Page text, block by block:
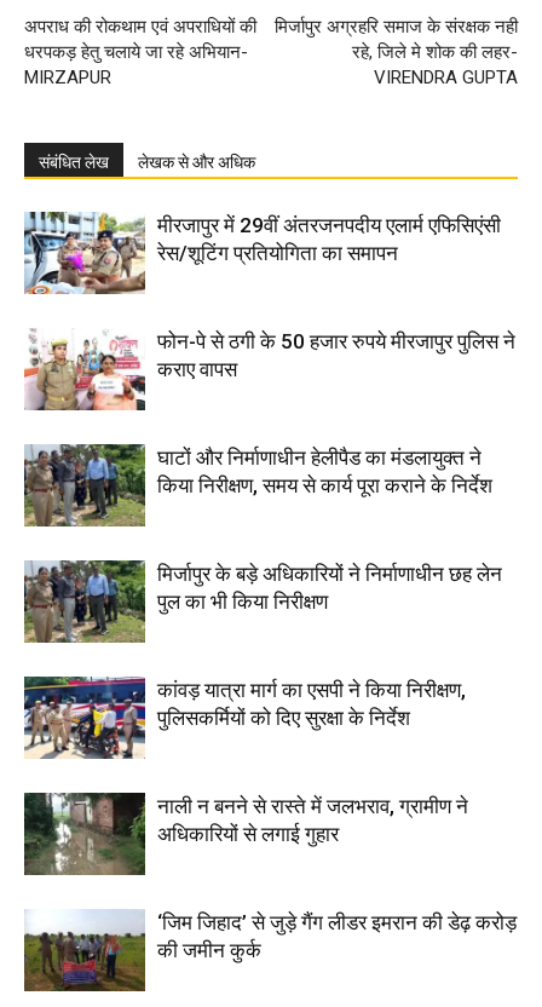
अपराध की रोकथाम एवं अपराधियों की
धरपकड़ हेतु चलाये जा रहे अभियान-
MIRZAPUR
मिर्जापुर अग्रहरि समाज के संरक्षक नही
रहे, जिले मे शोक की लहर-
VIRENDRA GUPTA
संबंधित लेख लेखक से और अधिक
मीरजापुर में 29वीं अंतरजनपदीय एलार्म एफिसिएंसी
रेस/शूटिंग प्रतियोगिता का समापन
फोन-पे से ठगी के 50 हजार रुपये मीरजापुर पुलिस ने
कराए वापस
घाटों और निर्माणाधीन हेलीपैड का मंडलायुक्त ने
किया निरीक्षण, समय से कार्य पूरा कराने के निर्देश
मिर्जापुर के बड़े अधिकारियों ने निर्माणाधीन छह लेन
पुल का भी किया निरीक्षण
कांवड़ यात्रा मार्ग का एसपी ने किया निरीक्षण,
पुलिसकर्मियों को दिए सुरक्षा के निर्देश
नाली न बनने से रास्ते में जलभराव, ग्रामीण ने
अधिकारियों से लगाई गुहार
‘जिम जिहाद’ से जुड़े गैंग लीडर इमरान की डेढ़ करोड़
की जमीन कुर्क